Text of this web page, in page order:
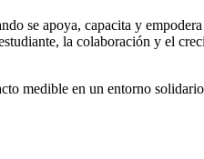
se apoya, capacita y
la colaboración y el
medible en un entorno